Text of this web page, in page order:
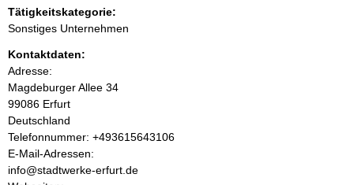
n
i
n
h
a
Tätigkeitskategorie:
Sonstiges Unternehmen
Kontaktdaten:
Adresse:
Magdeburger Allee 34
99086 Erfurt
Deutschland
K
o
n
Telefonnummer: +493615643106
E-Mail-Adressen:
info@stadtwerke-erfurt.de